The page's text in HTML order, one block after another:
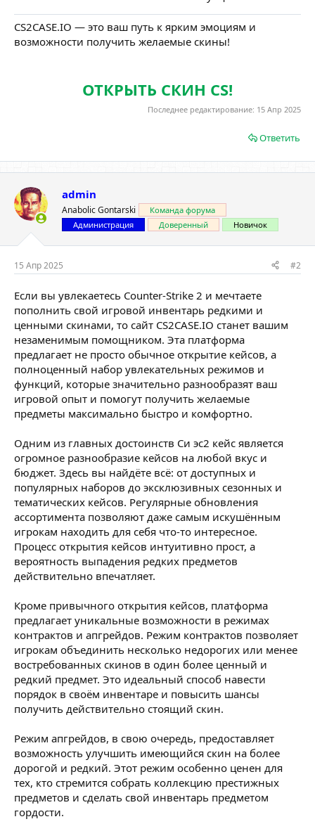
CS2CASE.IO — это ваш путь к ярким эмоциям и
возможности получить желаемые скины!
ОТКРЫТЬ СКИН CS!
Последнее редактирование: 15 Апр 2025
Ответить
admin
Anabolic Gontarski
Команда форума
Администрация
Доверенный Новичок
15 Апр 2025 #2
Если вы увлекаетесь Counter-Strike 2 и мечтаете
пополнить свой игровой инвентарь редкими и
ценными скинами, то сайт CS2CASE.IO станет вашим
незаменимым помощником. Эта платформа
предлагает не просто обычное открытие кейсов, а
полноценный набор увлекательных режимов и
функций, которые значительно разнообразят ваш
игровой опыт и помогут получить желаемые
предметы максимально быстро и комфортно.
Одним из главных достоинств Си эс2 кейс является
огромное разнообразие кейсов на любой вкус и
бюджет. Здесь вы найдёте всё: от доступных и
популярных наборов до эксклюзивных сезонных и
тематических кейсов. Регулярные обновления
ассортимента позволяют даже самым искушённым
игрокам находить для себя что-то интересное.
Процесс открытия кейсов интуитивно прост, а
вероятность выпадения редких предметов
действительно впечатляет.
Кроме привычного открытия кейсов, платформа
предлагает уникальные возможности в режимах
контрактов и апгрейдов. Режим контрактов позволяет
игрокам объединить несколько недорогих или менее
востребованных скинов в один более ценный и
редкий предмет. Это идеальный способ навести
порядок в своём инвентаре и повысить шансы
получить действительно стоящий скин.
Режим апгрейдов, в свою очередь, предоставляет
возможность улучшить имеющийся скин на более
дорогой и редкий. Этот режим особенно ценен для
тех, кто стремится собрать коллекцию престижных
предметов и сделать свой инвентарь предметом
гордости.